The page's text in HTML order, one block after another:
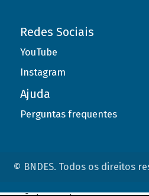
Redes Sociais
YouTube
Instagram
Ajuda
Perguntas frequentes
© BNDES. Todos os direitos